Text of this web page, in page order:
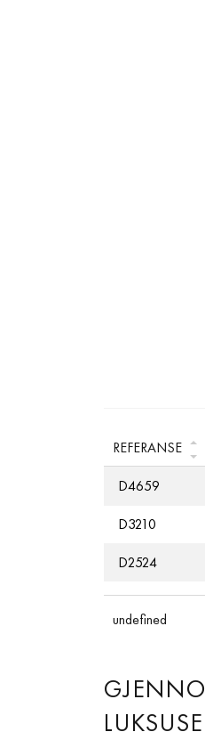
REFERANSE
D4659
D3210
D2524
undefined